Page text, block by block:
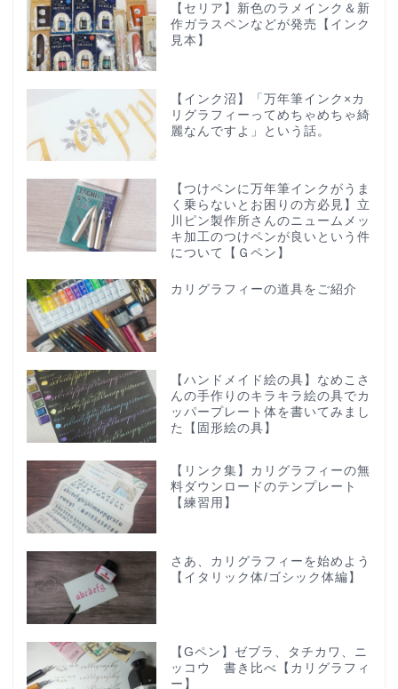
【セリア】新色のラメインク＆新
作ガラスペンなどが発売【インク
見本】
【インク沼】「万年筆インク×カ
リグラフィーってめちゃめちゃ綺
麗なんですよ」という話。
【つけペンに万年筆インクがうま
く乗らないとお困りの方必見】立
川ピン製作所さんのニュームメッ
キ加工のつけペンが良いという件
について【Ｇペン】
カリグラフィーの道具をご紹介
【ハンドメイド絵の具】なめこさ
んの手作りのキラキラ絵の具でカ
ッパープレート体を書いてみまし
た【固形絵の具】
【リンク集】カリグラフィーの無
料ダウンロードのテンプレート
【練習用】
さあ、カリグラフィーを始めよう
【イタリック体/ゴシック体編】
【Gペン】ゼブラ、タチカワ、ニ
ッコウ 書き比べ【カリグラフィ
ー】